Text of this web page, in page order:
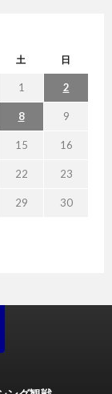
土 日
1 2
8 9
15 16
22 23
29 30